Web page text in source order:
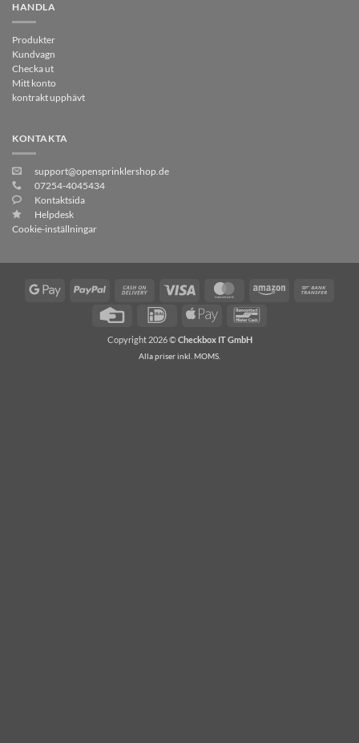
HANDLA
Produkter
Kundvagn
Checka ut
Mitt konto
kontrakt upphävt
KONTAKTA
support@opensprinklershop.de
07254-4045434
Kontaktsida
Helpdesk
Cookie-inställningar
Google
PayPal Postförskott Visum MasterCardAmazon
Kreditkort Idealisk
Apple
Copyright 2026 ©Checkbox IT GmbH
Alla priser inkl. MOMS.